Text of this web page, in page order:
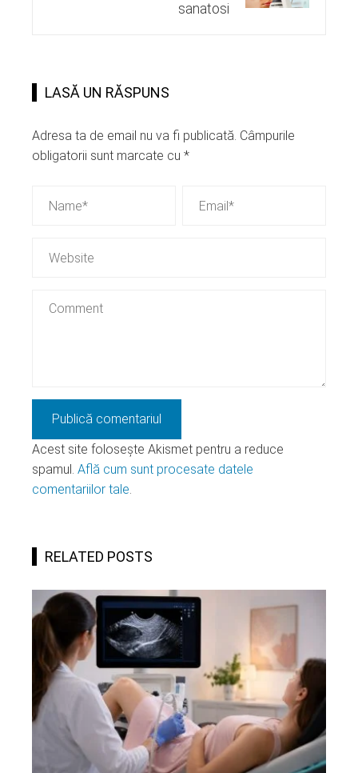
sanatosi
LASĂ UN RĂSPUNS
Adresa ta de email nu va fi publicată. Câmpurile
obligatorii sunt marcate cu *
Acest site folosește Akismet pentru a reduce
spamul. Află cum sunt procesate datele
comentariilor tale.
RELATED POSTS